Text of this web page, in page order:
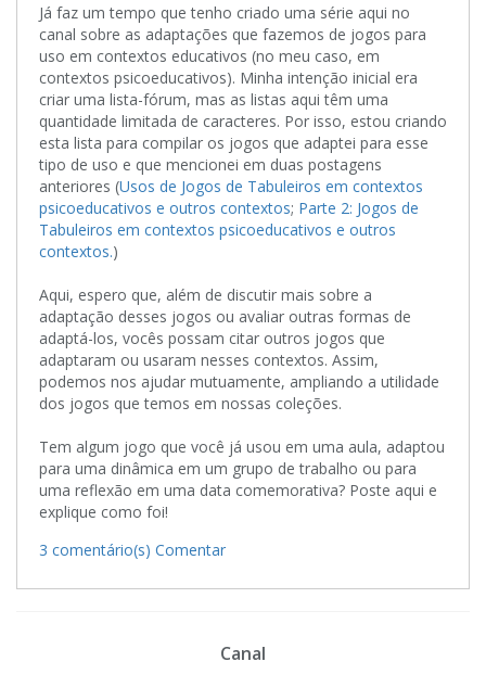
Já faz um tempo que tenho criado uma série aqui no
canal sobre as adaptações que fazemos de jogos para
uso em contextos educativos (no meu caso, em
contextos psicoeducativos). Minha intenção inicial era
criar uma lista-fórum, mas as listas aqui têm uma
quantidade limitada de caracteres. Por isso, estou criando
esta lista para compilar os jogos que adaptei para esse
tipo de uso e que mencionei em duas postagens
anteriores (Usos de Jogos de Tabuleiros em contextos
psicoeducativos e outros contextos; Parte 2: Jogos de
Tabuleiros em contextos psicoeducativos e outros
contextos.)
Aqui, espero que, além de discutir mais sobre a
adaptação desses jogos ou avaliar outras formas de
adaptá-los, vocês possam citar outros jogos que
adaptaram ou usaram nesses contextos. Assim,
podemos nos ajudar mutuamente, ampliando a utilidade
dos jogos que temos em nossas coleções.
Tem algum jogo que você já usou em uma aula, adaptou
para uma dinâmica em um grupo de trabalho ou para
uma reflexão em uma data comemorativa? Poste aqui e
explique como foi!
3 comentário(s) Comentar
Canal